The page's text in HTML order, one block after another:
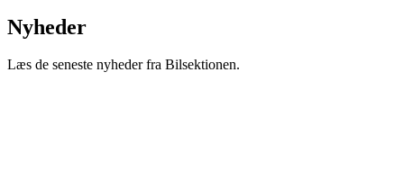
Nyheder
Læs de seneste nyheder fra Bilsektionen.